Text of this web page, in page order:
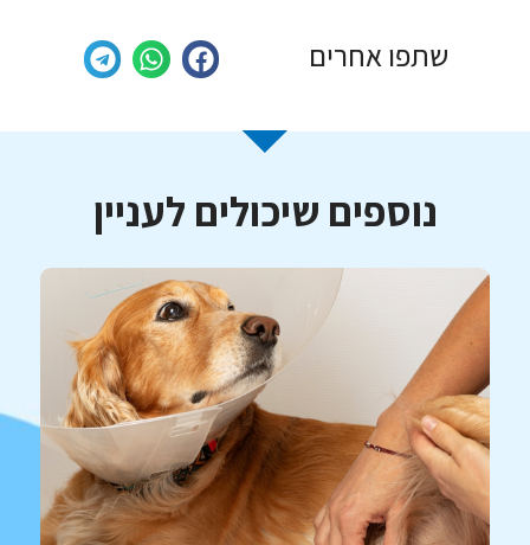
שתפו אחרים
נוספים שיכולים לעניין